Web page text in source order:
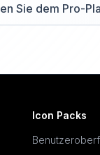
Sie dem Pro-
Icon Packs